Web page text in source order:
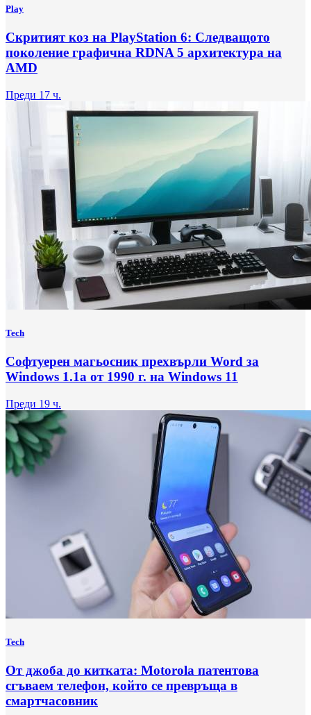
Play
Скритият коз на PlayStation 6: Следващото
поколение графична RDNA 5 архитектура на
AMD
Преди 17 ч.
Tech
Софтуерен магьосник прехвърли Word за
Windows 1.1a от 1990 г. на Windows 11
Преди 19 ч.
Tech
От джоба до китката: Motorola патентова
сгъваем телефон, който се превръща в
смартчасовник